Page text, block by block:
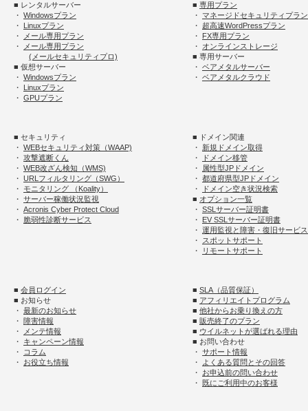
■ レンタルサーバー ■ 専用プラン
・ Windowsプラン ・ マネージドセキュリティプラン
・ Linuxプラン ・ 超高速WordPressプラン
・
メール専用プラン ・ FX専用プラン
・
メール専用プラン ・ オンラインストレージ
(メールセキュリティプロ)
■ 専用サーバー
■ 仮想サーバー
・ ベアメタルサーバー
・ Windowsプラン ・ ベアメタルクラウド
・ Linuxプラン
・ GPUプラン
■ セキュリティ
■ ドメイン関連
・ WEBセキュリティ対策（WAAP) ・ 新規ドメイン取得
・ 攻撃遮断くん ・
ドメイン移管
・ WEB改ざん検知（WMS) ・
属性型JPドメイン
・ URLフィルタリング（SWG） ・ 都道府県型JPドメイン
・ モニタリング （Koality） ・
ドメイン空き状況検索
・ サーバー稼働状況監視 ■ オプション一覧
・ Acronis Cyber Protect Cloud ・ SSLサーバー証明書
・ 脆弱性診断サービス ・ EV SSLサーバー証明書
・ 運用監視と障害・復旧サービス
・ スポットサポート
・
リモートサポート
■ 会員ログイン ■ SLA（品質保証）
■ お知らせ
■ アフィリエイトプログラム
・ 最新のお知らせ ■ 他社からお乗り換えの方
・ 障害情報 ■ 販売終了のプラン
・
メンテ情報 ■ ウイルネットが選ばれる理由
・ キャンペーン情報
■ お問い合わせ
・
コラム ・ サポート情報
・ お役立ち情報 ・
よくある質問とその回答
・ お申込前の問い合わせ
・ 既にご利用中のお客様